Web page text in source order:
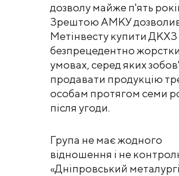
дозволу майже п'ять
Зрештою АМКУ
Метінвесту купити ДКХЗ
безпрецедентно
умовах, серед яких
продавати продукцію
особам протягом семи
після угоди.
Група не має жодного
відношення і не
«Дніпровський